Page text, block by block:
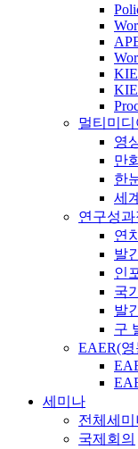
멀티미디
영
만
한
세
연구성과
연
발
인
국
발
구
EAER(
세미나
전체세미
국제회의